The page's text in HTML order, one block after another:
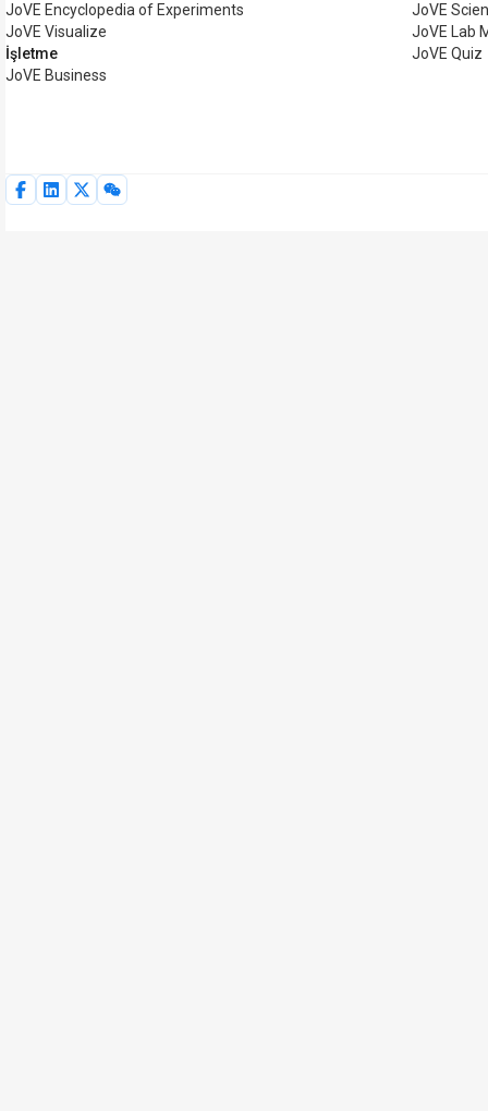
JoVE Encyclopedia of Experiments
JoVE Visualize
İşletme
JoVE Business
JoVE
JoVE Lab
JoVE Quiz